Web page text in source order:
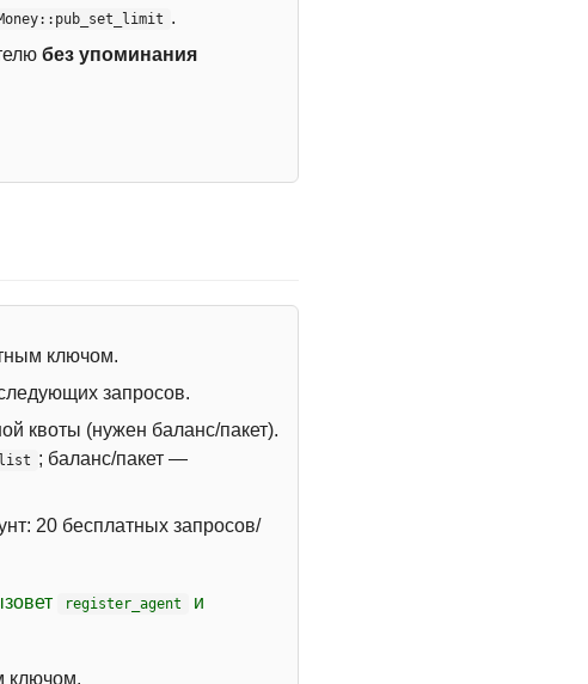
.
без упоминания
ключом.
запросов.
квоты (нужен баланс/пакет).
; баланс/пакет —
20 бесплатных запросов/
register_agent
и
ключом.